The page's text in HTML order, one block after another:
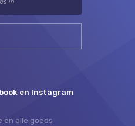
en Instagram
en alle goeds